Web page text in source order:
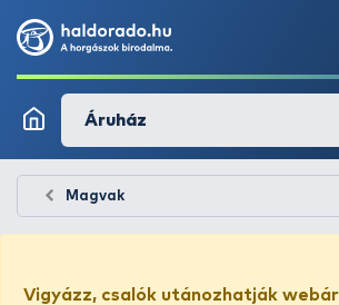
Áruház
Magvak
Vigyázz, csalók utánozhatják